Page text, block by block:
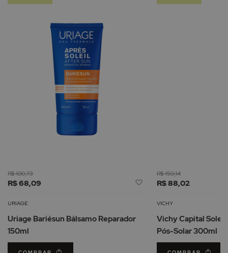
R$ 68,09
R$ 100,73
Adicionar
Lista
Desejos
URIAGE
Uriage Bariésun Bálsamo Reparador
150ml
R$ 88,02
R$ 150,14
VICHY
Vichy Capital
Pós-Solar 300ml